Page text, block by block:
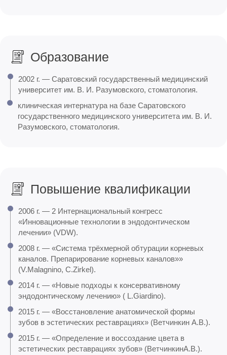
Образование
2002 г. — Саратовский государственный медицинский
университет им. В. И. Разумовского, стоматология.
клиническая интернатура на базе Саратовского
государственного медицинского университета им. В. И.
Разумовского, стоматология.
Повышение квалификации
2006 г. — 2 Интернациональный конгресс
«Инновационные технологии в эндодонтическом
лечении» (VDW).
2008 г. — «Система трёхмерной обтурации корневых
каналов. Препарирование корневых каналов»»
(V.Malagnino, C.Zirkel).
2014 г. — «Новые подходы к консервативному
эндодонтическому лечению» ( L.Giardino).
2015 г. — «Восстановление анатомической формы
зубов в эстетических реставрациях» (Ветчинкин А.В.).
2015 г. — «Определение и воссоздание цвета в
эстетических реставрациях зубов» (ВетчинкинА.В.).